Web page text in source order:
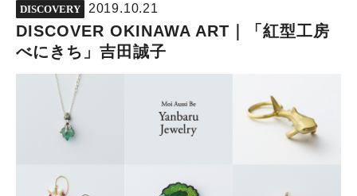
DISCOVERY 2019.10.21
DISCOVER OKINAWA ART｜「紅型工房
べにきち」吉田誠子